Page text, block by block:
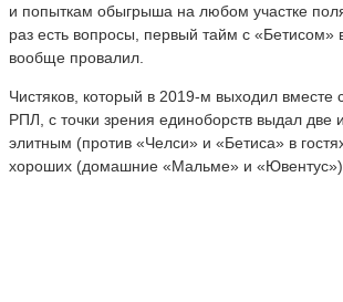
и попыткам обыгрыша на любом участке
раз есть вопросы, первый тайм с «Бетисом»
вообще провалил.
Чистяков, который в 2019-м выходил вместе
РПЛ, с точки зрения единоборств выдал две
элитным (против «Челси» и «Бетиса» в
хороших (домашние «Мальме» и